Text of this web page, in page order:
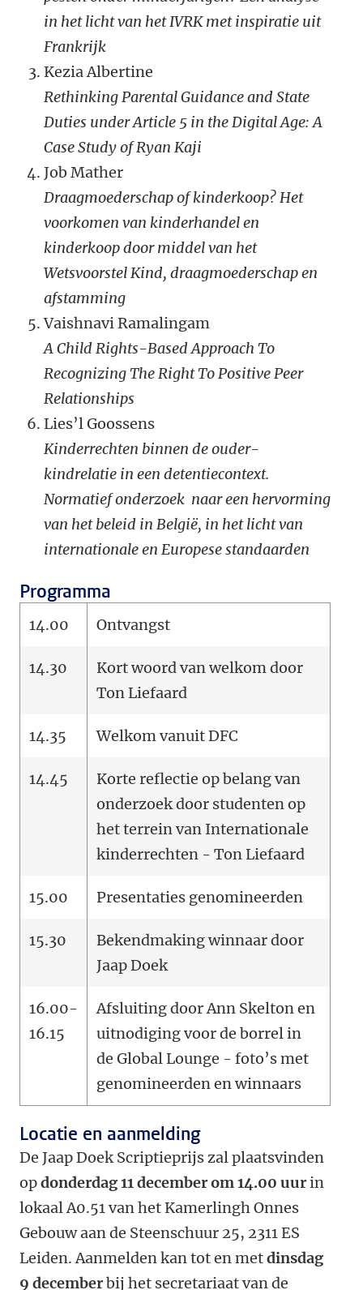
in het licht van het IVRK met inspiratie uit
Frankrijk
Kezia Albertine
Rethinking Parental Guidance and State
Duties under Article 5 in the Digital Age: A
Case Study of Ryan Kaji
Job Mather
Draagmoederschap of kinderkoop? Het
voorkomen van kinderhandel en
kinderkoop door middel van het
Wetsvoorstel Kind, draagmoederschap en
afstamming
Vaishnavi Ramalingam
AChild Rights-Based Approach To
Recognizing The Right To Positive Peer
Relationships
Lies’l Goossens
Kinderrechten binnen de ouder-
kindrelatie in een detentiecontext.
Normatief onderzoek naar een hervorming
van het beleid in België, in het licht van
internationale en Europese standaarden
Programma
14.00 Ontvangst
14.30
Kort woord van welkom door
Ton Liefaard
14.35 Welkom vanuit DFC
14.45
Korte reflectie op belang van
onderzoek door studenten op
het terrein van Internationale
kinderrechten - Ton Liefaard
15.00 Presentaties genomineerden
15.30
Bekendmaking winnaar door
Jaap Doek
16.00-
16.15
Afsluiting door Ann Skelton en
uitnodiging voor de borrel in
de Global Lounge - foto’s met
genomineerden en winnaars
Locatie en aanmelding
De Jaap Doek Scriptieprijs zal plaatsvinden
opdonderdag 11 december om 14.00 uurin
lokaal A0.51 van het Kamerlingh Onnes
Gebouw aan de Steenschuur 25, 2311 ES
Leiden. Aanmelden kan tot en metdinsdag
9 decemberbij het secretariaat van de